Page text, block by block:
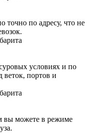
точно по адресу, что не
условиях и по
портов и
вы можете в режиме